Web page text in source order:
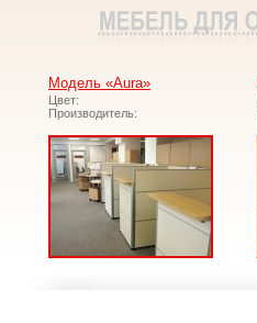
Модель «Aura»
Цвет:
Производитель: